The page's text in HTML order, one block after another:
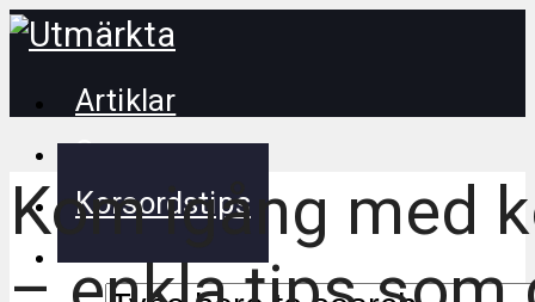
Artiklar
Synonymer
Korsordstips
Kom igång med